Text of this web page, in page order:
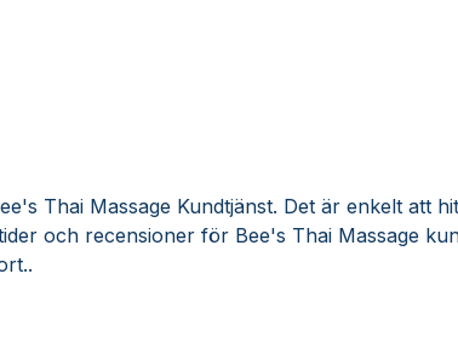
Thai Massage Kundtjänst. Det är enkelt att
och recensioner för Bee's Thai Massage